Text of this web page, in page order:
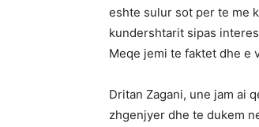
eshte sulur sot per te me
kundershtarit sipas
Meqe jemi te faktet dhe e
Dritan Zagani, une jam ai
zhgenjyer dhe te dukem